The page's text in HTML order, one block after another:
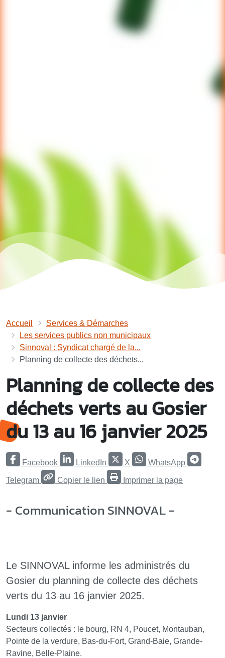
Accueil
Services & Démarches
Les services publics non municipaux
Sinnoval : Syndicat chargé de la...
Planning de collecte des déchets...
Planning de collecte des
déchets verts au Gosier
du 13 au 16 janvier 2025
Facebook LinkedIn X WhatsApp
Telegram Copier le lien Imprimer la page
- Communication SINNOVAL -
Le SINNOVAL informe les administrés du
Gosier du planning de collecte des déchets
verts du 13 au 16 janvier 2025.
Lundi 13 janvier
Secteurs collectés : le bourg, RN 4, Poucet, Montauban,
Pointe de la verdure, Bas-du-Fort, Grand-Baie, Grande-
Ravine, Belle-Plaine.